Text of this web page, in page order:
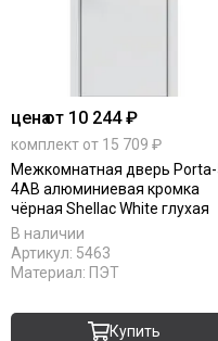
ценаот 10 244 ₽
комплект от 15 709 ₽
Межкомнатная дверь
4AB алюминиевая кромка
чёрная Shellac White глухая
В наличии
Артикул: 5463
Материал: ПЭТ
Купить